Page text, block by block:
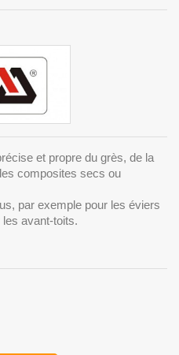
et propre du grès, de la
composites secs ou
par exemple pour les éviers
avant-toits.